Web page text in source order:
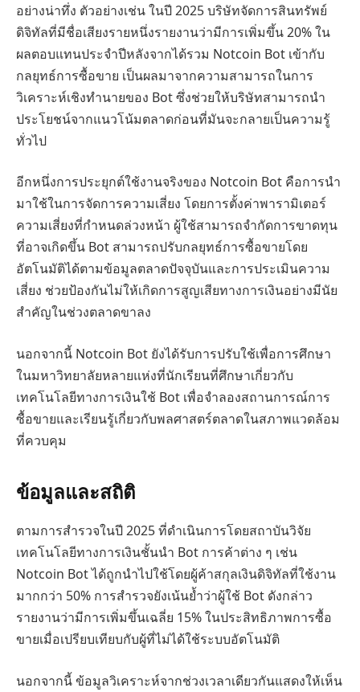
อย่างน่าทึ่ง ตัวอย่างเช่น ในปี 2025 บริษัทจัดการสินทรัพย์
ดิจิทัลที่มีชื่อเสียงรายหนึ่งรายงานว่ามีการเพิ่มขึ้น 20% ใน
ผลตอบแทนประจำปีหลังจากได้รวม Notcoin Bot เข้ากับ
กลยุทธ์การซื้อขาย เป็นผลมาจากความสามารถในการ
วิเคราะห์เชิงทำนายของ Bot ซึ่งช่วยให้บริษัทสามารถนำ
ประโยชน์จากแนวโน้มตลาดก่อนที่มันจะกลายเป็นความรู้
ทั่วไป
อีกหนึ่งการประยุกต์ใช้งานจริงของ Notcoin Bot คือการนำ
มาใช้ในการจัดการความเสี่ยง โดยการตั้งค่าพารามิเตอร์
ความเสี่ยงที่กำหนดล่วงหน้า ผู้ใช้สามารถจำกัดการขาดทุน
ที่อาจเกิดขึ้น Bot สามารถปรับกลยุทธ์การซื้อขายโดย
อัตโนมัติได้ตามข้อมูลตลาดปัจจุบันและการประเมินความ
เสี่ยง ช่วยป้องกันไม่ให้เกิดการสูญเสียทางการเงินอย่างมีนัย
สำคัญในช่วงตลาดขาลง
นอกจากนี้ Notcoin Bot ยังได้รับการปรับใช้เพื่อการศึกษา
ในมหาวิทยาลัยหลายแห่งที่นักเรียนที่ศึกษาเกี่ยวกับ
เทคโนโลยีทางการเงินใช้ Bot เพื่อจำลองสถานการณ์การ
ซื้อขายและเรียนรู้เกี่ยวกับพลศาสตร์ตลาดในสภาพแวดล้อม
ที่ควบคุม
ข้อมูลและสถิติ
ตามการสำรวจในปี 2025 ที่ดำเนินการโดยสถาบันวิจัย
เทคโนโลยีทางการเงินชั้นนำ Bot การค้าต่าง ๆ เช่น
Notcoin Bot ได้ถูกนำไปใช้โดยผู้ค้าสกุลเงินดิจิทัลที่ใช้งาน
มากกว่า 50% การสำรวจยังเน้นย้ำว่าผู้ใช้ Bot ดังกล่าว
รายงานว่ามีการเพิ่มขึ้นเฉลี่ย 15% ในประสิทธิภาพการซื้อ
ขายเมื่อเปรียบเทียบกับผู้ที่ไม่ได้ใช้ระบบอัตโนมัติ
นอกจากนี้ ข้อมูลวิเคราะห์จากช่วงเวลาเดียวกันแสดงให้เห็น